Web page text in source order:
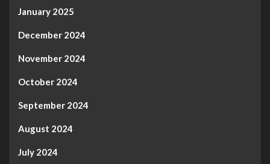
January 2025
December 2024
November 2024
October 2024
September 2024
August 2024
July 2024